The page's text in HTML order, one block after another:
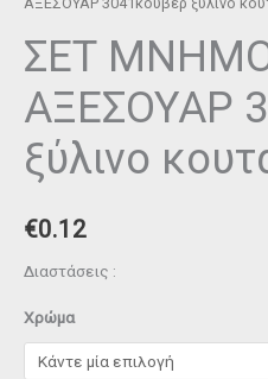
ΣΕΤ
ΑΞΕΣΟΥΑΡ
ξύλινο
€0.12
Διαστάσεις :
Χρώμα